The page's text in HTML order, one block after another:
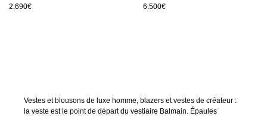
2.690€ 6.500€
Vestes et blousons de luxe homme, blazers et vestes de créateur :
la veste est le point de départ du vestiaire Balmain. Épaules